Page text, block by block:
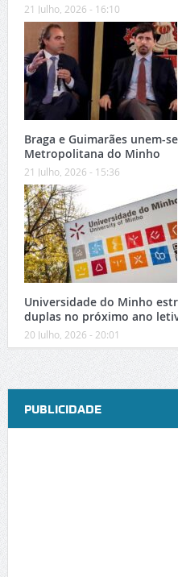
21 Julho, 2026 - 16:10
Braga e Guimarães unem-
Metropolitana do Minho
21 Julho, 2026 - 15:36
Universidade do Minho
duplas no próximo ano
20 Julho, 2026 - 20:01
PUBLICIDADE